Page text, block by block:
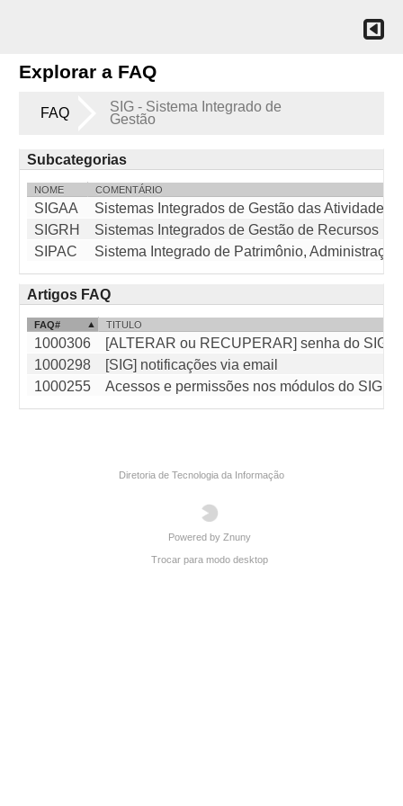
Explorar a FAQ
FAQ
SIG - Sistema Integrado de
Gestão
Subcategorias
NOME COMENTÁRIO
SIGAA
Sistemas Integrados de Gestão das Atividades
SIGRH
Sistemas Integrados de Gestão de Recursos
SIPAC
Sistema Integrado de Patrimônio,
Artigos FAQ
FAQ# TITULO
1000306 [ALTERAR ou RECUPERAR] senha do SIG
1000298
[SIG] notificações via email
1000255
Acessos e permissões nos módulos do SIG
Diretoria de Tecnologia da Informação
Powered by Znuny
Trocar para modo desktop